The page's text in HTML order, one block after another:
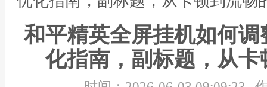
和平精英全屏挂机如何
化指南，副标题，从